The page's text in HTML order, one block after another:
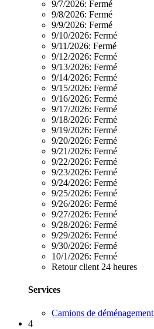
9/7/2026: Fermé
9/8/2026: Fermé
9/9/2026: Fermé
9/10/2026: Fermé
9/11/2026: Fermé
9/12/2026: Fermé
9/13/2026: Fermé
9/14/2026: Fermé
9/15/2026: Fermé
9/16/2026: Fermé
9/17/2026: Fermé
9/18/2026: Fermé
9/19/2026: Fermé
9/20/2026: Fermé
9/21/2026: Fermé
9/22/2026: Fermé
9/23/2026: Fermé
9/24/2026: Fermé
9/25/2026: Fermé
9/26/2026: Fermé
9/27/2026: Fermé
9/28/2026: Fermé
9/29/2026: Fermé
9/30/2026: Fermé
10/1/2026: Fermé
Retour client 24 heures
Services
Camions de déménagement
4